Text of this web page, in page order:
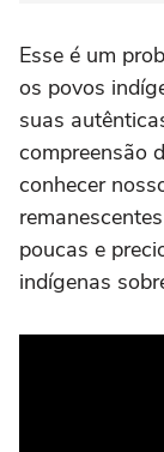
Esse é um
os povos
suas
compreensão
conhecer
poucas e
indígenas